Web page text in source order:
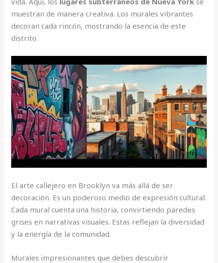
muestran de manera creativa. Los murales vibrantes
decoran cada rincón, mostrando la esencia de este
distrito.
El arte callejero en Brooklyn va más allá de ser
decoración. Es un poderoso medio de expresión cultural.
Cada mural cuenta una historia, convirtiendo paredes
grises en narrativas visuales. Estas reflejan la diversidad
y la energía de la comunidad.
Murales impresionantes que debes descubrir